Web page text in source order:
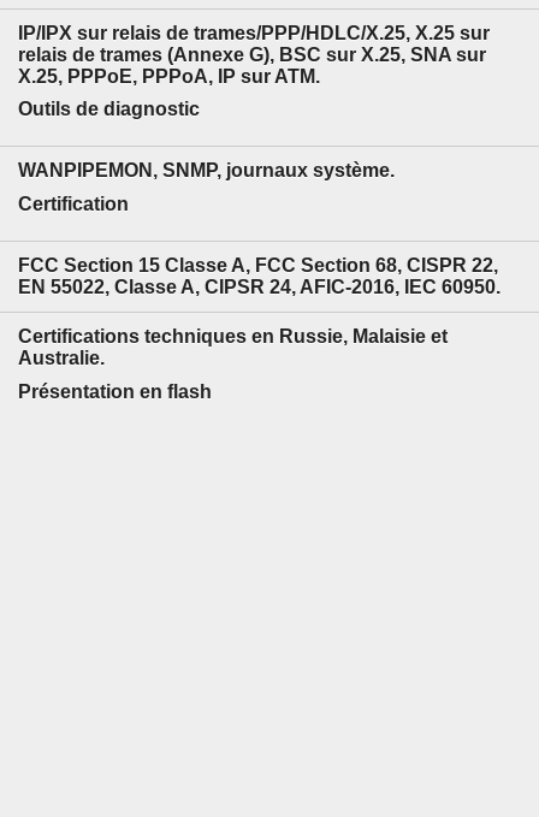
IP/IPX sur relais de trames/PPP/HDLC/X.25, X.25 sur
relais de trames (Annexe G), BSC sur X.25, SNA sur
X.25, PPPoE, PPPoA, IP sur ATM.
Outils de diagnostic
WANPIPEMON, SNMP, journaux système.
Certification
FCC Section 15 Classe A, FCC Section 68, CISPR 22,
EN 55022, Classe A, CIPSR 24, AFIC-2016, IEC 60950.
Certifications techniques en Russie, Malaisie et
Australie.
Présentation en flash